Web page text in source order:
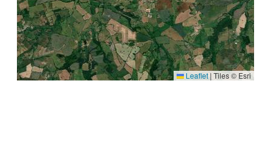
Leaflet | Tiles © Esri